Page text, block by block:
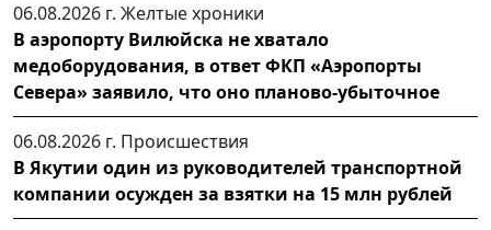
06.08.2026 г. Желтые хроники
В аэропорту Вилюйска не хватало
медоборудования, в ответ ФКП «Аэропорты
Севера» заявило, что оно планово-убыточное
06.08.2026 г. Происшествия
В Якутии один из руководителей транспортной
компании осужден за взятки на 15 млн рублей